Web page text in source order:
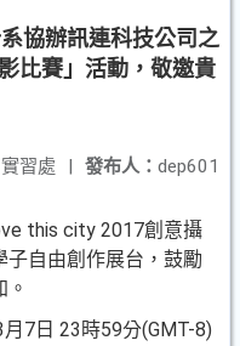
協辦訊連科技公司之
比賽」活動，敬邀貴
發布人： dep601
實習處 |
this city 2017創意攝
子自由創作展台，鼓勵
7日 23時59分(GMT-8)